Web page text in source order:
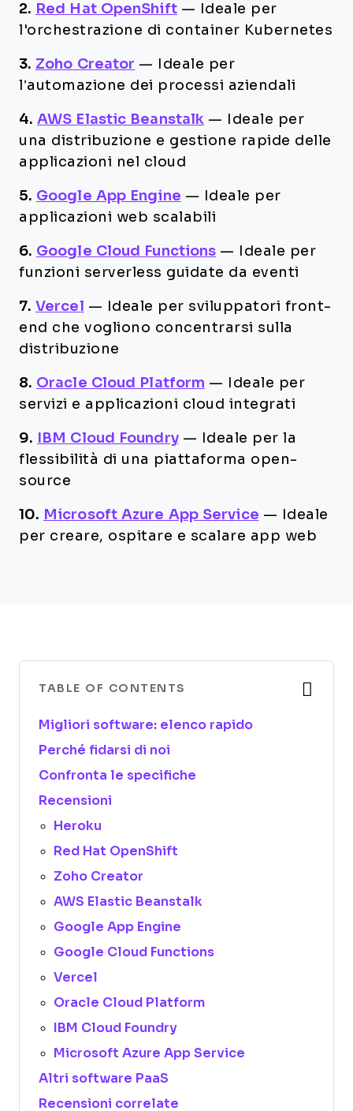
2. Red Hat OpenShift —
Ideale per
l'orchestrazione di container Kubernetes
3. Zoho Creator —
Ideale per
l’automazione dei processi aziendali
4. AWS Elastic Beanstalk —
Ideale per
una distribuzione e gestione rapide delle
applicazioni nel cloud
5. Google App Engine —
Ideale per
applicazioni web scalabili
6. Google Cloud Functions —
Ideale per
funzioni serverless guidate da eventi
7. Vercel —
Ideale per sviluppatori front-
end che vogliono concentrarsi sulla
distribuzione
8. Oracle Cloud Platform —
Ideale per
servizi e applicazioni cloud integrati
9. IBM Cloud Foundry —
Ideale per la
flessibilità di una piattaforma open-
source
10. Microsoft Azure App Service —
Ideale
per creare, ospitare e scalare app web
TABLE OF CONTENTS
Migliori software: elenco rapido
Perché fidarsi di noi
Confronta le specifiche
Recensioni
Heroku
Red Hat OpenShift
Zoho Creator
AWS Elastic Beanstalk
Google App Engine
Google Cloud Functions
Vercel
Oracle Cloud Platform
IBM Cloud Foundry
Microsoft Azure App Service
Altri software PaaS
Recensioni correlate